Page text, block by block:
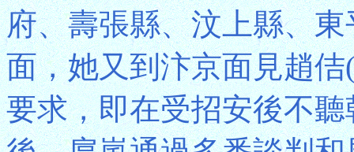
府、壽張縣、汶上縣、
面，她又到汴京面見趙
要求，即在受招安後不